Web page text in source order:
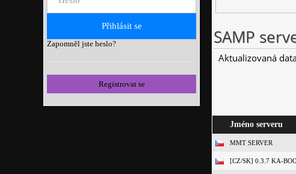
SAMP
Aktualizovaná
Jméno serveru
MMT SERVER
[CZ/SK] 0.3.7 KA-
Zapomněl jste heslo?
Registrovat se